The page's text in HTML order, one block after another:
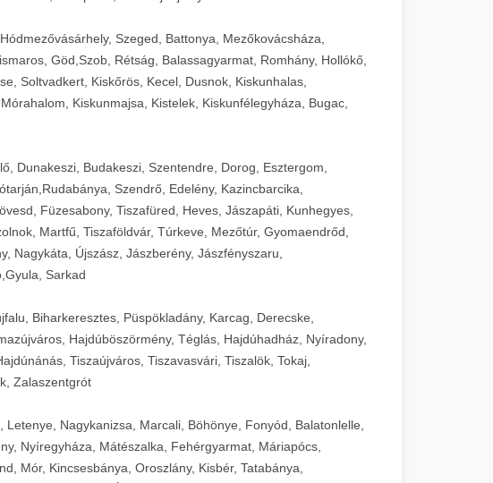
Szeged, Battonya, Mezőkovácsháza,
Göd,Szob, Rétság, Balassagyarmat, Romhány, Hollókő,
Soltvadkert, Kiskőrös, Kecel, Dusnok, Kiskunhalas,
Kiskunmajsa, Kistelek, Kiskunfélegyháza, Bugac,
Dunakeszi, Budakeszi, Szentendre, Dorog, Esztergom,
Szendrő, Edelény, Kazincbarcika,
Füzesabony, Tiszafüred, Heves, Jászapáti, Kunhegyes,
Martfű, Tiszaföldvár, Túrkeve, Mezőtúr, Gyomaendrőd,
Nagykáta, Újszász, Jászberény, Jászfényszaru,
Sarkad
Biharkeresztes, Püspökladány, Karcag, Derecske,
Hajdúböszörmény, Téglás, Hajdúhadház, Nyíradony,
Tiszaújváros, Tiszavasvári, Tiszalök, Tokaj,
Zalaszentgrót
Nagykanizsa, Marcali, Böhönye, Fonyód, Balatonlelle,
Nyíregyháza, Mátészalka, Fehérgyarmat, Máriapócs,
Mór, Kincsesbánya, Oroszlány, Kisbér, Tatabánya,